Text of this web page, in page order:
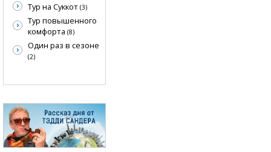
Тур на Суккот (3)
Тур повышенного
комфорта (8)
Один раз в сезоне
(2)